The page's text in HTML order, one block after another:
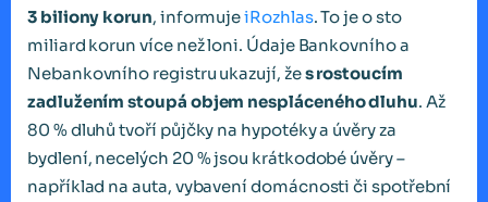
3 biliony korun, informujeiRozhlas. To je o sto
miliard korun více než loni. Údaje Bankovního a
Nebankovního registru ukazují, žes rostoucím
zadlužením stoupá objem nespláceného dluhu. Až
80 % dluhů tvoří půjčky na hypotéky a úvěry za
bydlení, necelých 20 % jsou krátkodobé úvěry –
například na auta, vybavení domácnosti či spotřební